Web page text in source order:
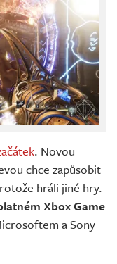
. Novou
chce zapůsobit
hráli jiné hry.
Xbox Game
a Sony